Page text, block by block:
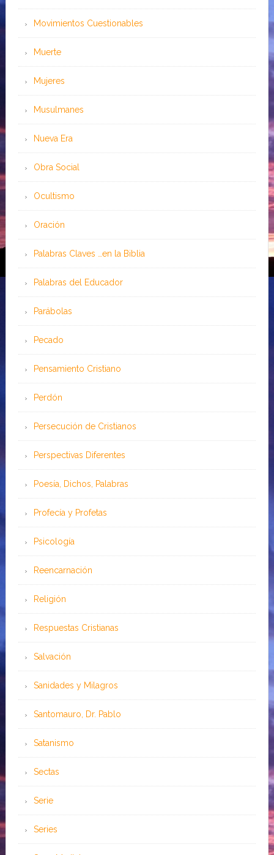
Movimientos Cuestionables
Muerte
Mujeres
Musulmanes
Nueva Era
Obra Social
Ocultismo
Oración
Palabras Claves …en la Biblia
Palabras del Educador
Parábolas
Pecado
Pensamiento Cristiano
Perdón
Persecución de Cristianos
Perspectivas Diferentes
Poesía, Dichos, Palabras
Profecía y Profetas
Psicología
Reencarnación
Religión
Respuestas Cristianas
Salvación
Sanidades y Milagros
Santomauro, Dr. Pablo
Satanismo
Sectas
Serie
Series